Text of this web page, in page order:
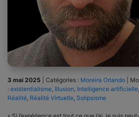
3 mai 2025 Catégories : Moreira Orlando
: existentialisme, Illusion, Intelligence artificielle,
Réalité, Réalité Virtuelle, Solipsisme